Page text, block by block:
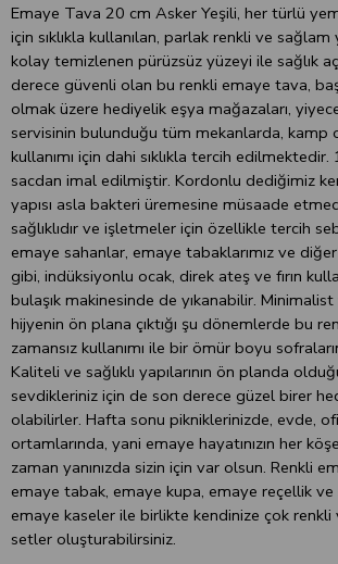
Emaye Tava 20 cm Asker Yeşili, her türlü
için sıklıkla kullanılan, parlak renkli ve sağlam
kolay temizlenen pürüzsüz yüzeyi ile sağlık
derece güvenli olan bu renkli emaye tava,
olmak üzere hediyelik eşya mağazaları,
servisinin bulunduğu tüm mekanlarda, kamp
kullanımı için dahi sıklıkla tercih
sacdan imal edilmiştir. Kordonlu dediğimiz
yapısı asla bakteri üremesine müsaade
sağlıklıdır ve işletmeler için özellikle tercih
emaye sahanlar, emaye tabaklarımız ve
gibi, indüksiyonlu ocak, direk ateş ve fırın
bulaşık makinesinde de yıkanabilir. Minimalist
hijyenin ön plana çıktığı şu dönemlerde bu
zamansız kullanımı ile bir ömür boyu
Kaliteli ve sağlıklı yapılarının ön planda
sevdikleriniz için de son derece güzel birer
olabilirler. Hafta sonu pikniklerinizde, evde,
ortamlarında, yani emaye hayatınızın her
zaman yanınızda sizin için var olsun. Renkli
emaye tabak, emaye kupa, emaye reçellik
emaye kaseler ile birlikte kendinize çok renkli
setler oluşturabilirsiniz.